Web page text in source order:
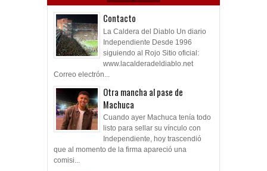
Contacto
La Caldera del Diablo Un diario
Independiente Desde 1996
siguiendo al Rojo Sitio oficial:
www.lacalderadeldiablo.net
Correo electrón...
Otra mancha al pase de
Machuca
Cuando ayer Machuca tenía todo
listo para sellar su vínculo con
Independiente, hoy trascendió
que al momento de la firma apareció una
comisi...